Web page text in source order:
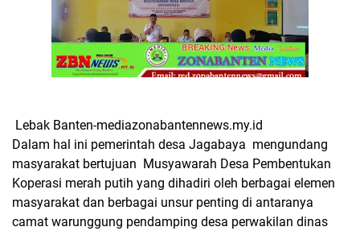
Lebak Banten-mediazonabantennews.my.id
Dalam hal ini pemerintah desa Jagabaya mengundang
masyarakat bertujuan Musyawarah Desa Pembentukan
Koperasi merah putih yang dihadiri oleh berbagai elemen
masyarakat dan berbagai unsur penting di antaranya
camat warunggung pendamping desa perwakilan dinas